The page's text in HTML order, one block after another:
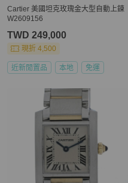
Cartier 美國坦克玫瑰金大型自動上鍊
W2609156
TWD 249,000
現折 4,500
近新閒置品 本地 免運